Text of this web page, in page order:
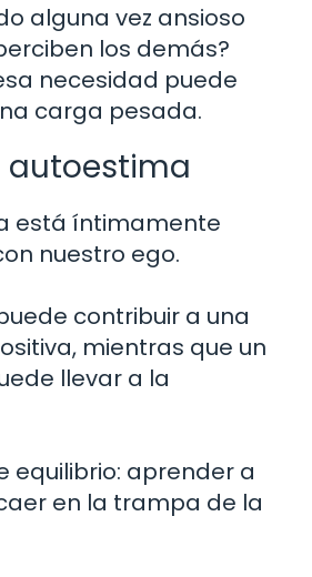
alguna vez ansioso
los demás?
necesidad puede
carga pesada.
autoestima
está íntimamente
nuestro ego.
contribuir a una
mientras que un
llevar a la
equilibrio: aprender a
en la trampa de la